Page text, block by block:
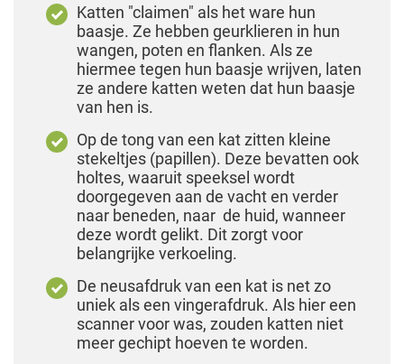
Katten "claimen" als het ware hun
baasje. Ze hebben geurklieren in hun
wangen, poten en flanken. Als ze
hiermee tegen hun baasje wrijven, laten
ze andere katten weten dat hun baasje
van hen is.
Op de tong van een kat zitten kleine
stekeltjes (papillen). Deze bevatten ook
holtes, waaruit speeksel wordt
doorgegeven aan de vacht en verder
naar beneden, naar de huid, wanneer
deze wordt gelikt. Dit zorgt voor
belangrijke verkoeling.
De neusafdruk van een kat is net zo
uniek als een vingerafdruk. Als hier een
scanner voor was, zouden katten niet
meer gechipt hoeven te worden.